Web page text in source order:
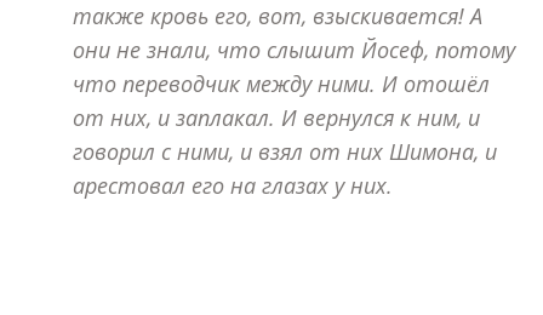
также кровь его, вот, взыскивается! А
они не знали, что слышит Йосеф, потому
что переводчик между ними. И отошёл
от них, и заплакал. И вернулся к ним, и
говорил с ними, и взял от них Шимона, и
арестовал его на глазах у них.